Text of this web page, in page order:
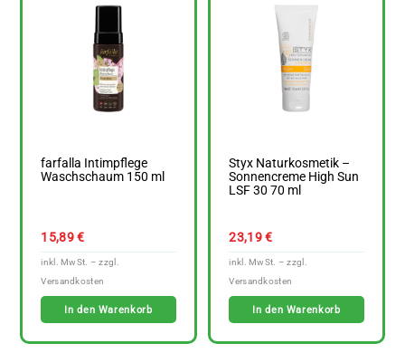
farfalla Intimpflege
Waschschaum 150 ml
15,89€
In den Warenkorb
Styx Naturkosmetik –
Sonnencreme High Sun
LSF 30 70 ml
23,19€
In den Warenkorb